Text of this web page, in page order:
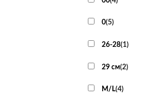
0(5)
26-28(1)
29 см(2)
M/L(4)